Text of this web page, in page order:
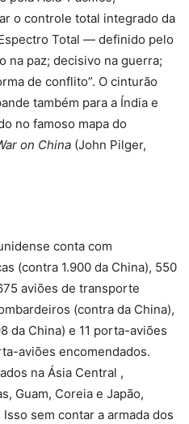
o controle total integrado da
Total — definido pelo
na paz; decisivo na guerra;
de conflito”. O cinturão
também para a Índia e
no famoso mapa do
on China (John Pilger,
conta com
(contra 1.900 da China), 550
aviões de transporte
(contra da China),
da China) e 11 porta-aviões
aviões encomendados.
na Ásia Central ,
Guam, Coreia e Japão,
sem contar a armada dos